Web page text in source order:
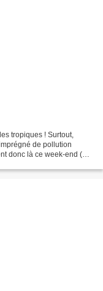
tropiques ! Surtout,
de pollution
donc là ce week-end (17